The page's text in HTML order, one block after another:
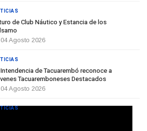
de Club Náutico y Estancia de los
04 Agosto 2026
de Tacuarembó reconoce a
Tacuaremboneses Destacados
04 Agosto 2026